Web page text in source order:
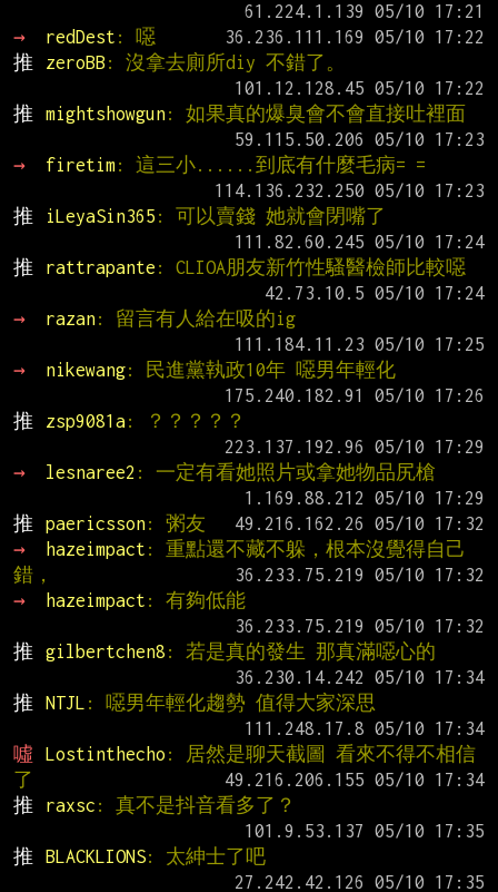
→
redDest : 噁
推
zeroBB : 沒拿去廁所diy 不錯了。
推
mightshowgun: 如果真的爆臭會不會直接吐裡面
→
firetim: 這三小......到底有什麼毛病= =
推
iLeyaSin365 : 可以賣錢 她就會閉嘴了
推
rattrapante : CLIOA朋友新竹性騷醫檢師比較噁
→
razan: 留言有人給在吸的ig
→
nikewang: 民進黨執政10年 噁男年輕化
推
zsp9081a: ？？？？？
→
lesnaree2 : 一定有看她照片或拿她物品尻槍
推
paericsson: 粥友
→
hazeimpact : 重點還不藏不躲，根本沒覺得自己
錯，
→
hazeimpact : 有夠低能
推
gilbertchen8 : 若是真的發生 那真滿噁心的
推
NTJL : 噁男年輕化趨勢 值得大家深思
噓
Lostinthecho : 居然是聊天截圖 看來不得不相信
了
推
raxsc : 真不是抖音看多了？
推
BLACKLIONS: 太紳士了吧